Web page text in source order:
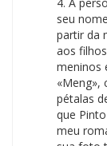
seu
partir da
aos
meninos
«Meng»,
pétalas
que
meu